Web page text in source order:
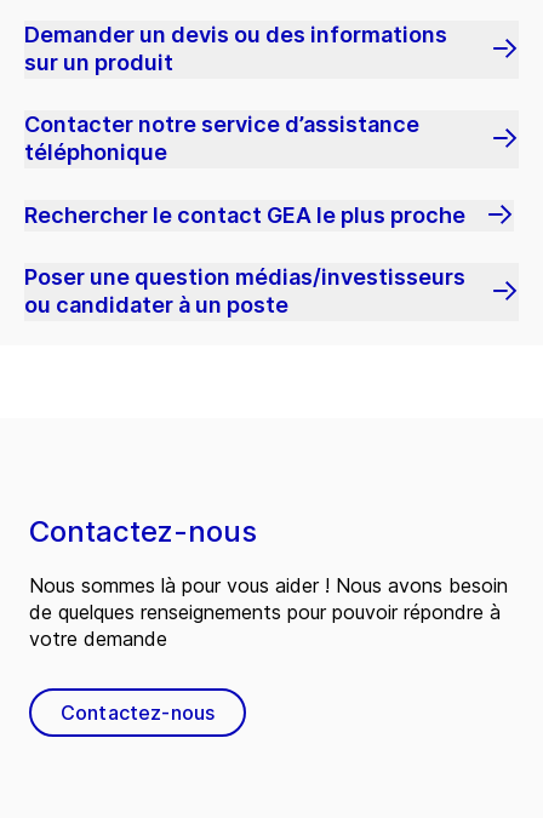
Demander un devis ou des informations
sur un produit
Contacter notre service d’assistance
téléphonique
Rechercher le contact GEA le plus proche
Poser une question médias/investisseurs
ou candidater à un poste
Contactez-nous
Nous sommes là pour vous aider ! Nous avons besoin
de quelques renseignements pour pouvoir répondre à
votre demande
Contactez-nous